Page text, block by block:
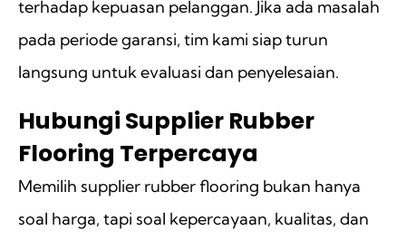
terhadap kepuasan pelanggan. Jika ada masalah
pada periode garansi, tim kami siap turun
langsung untuk evaluasi dan penyelesaian.
Hubungi Supplier Rubber
Flooring Terpercaya
Memilih supplier rubber flooring bukan hanya
soal harga, tapi soal kepercayaan, kualitas, dan